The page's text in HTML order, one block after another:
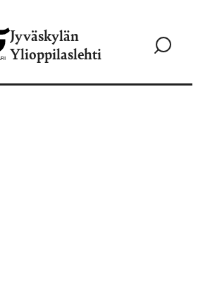
Jyväskylän
Ylioppilaslehti
Siirry